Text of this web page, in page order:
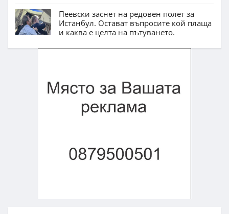
Пеевски заснет на редовен полет за
Истанбул. Остават въпросите кой плаща
и каква е целта на пътуването.